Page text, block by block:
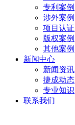
专利案例
涉外案例
项目认证
版权案例
其他案例
新闻中心
新闻资讯
捷成动态
专业知识
联系我们